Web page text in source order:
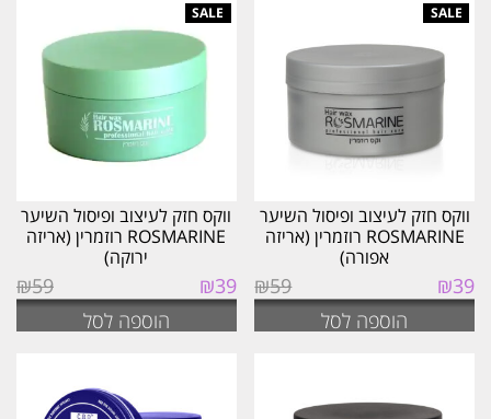
ווקס חזק לעיצוב ופיסול השיער
ROSMARINE רוזמרין (אריזה
אפורה)
₪59
המחיר
המקורי
₪39
הנוכחי
הוספה לסל
ווקס חזק לעיצוב ופיסול השיער
ROSMARINE רוזמרין (אריזה
ירוקה)
₪59
המחיר
המקורי
₪39
הנוכחי
הוספה לסל